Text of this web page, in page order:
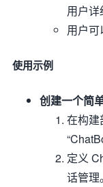
用户详
用户可
使用示例
创建一个简
在构建
定义
话管理。